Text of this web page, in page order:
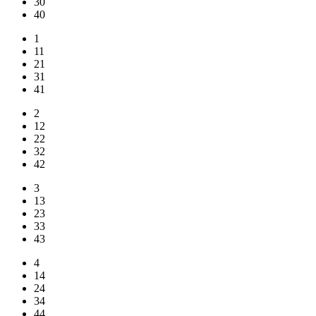
40
1
11
21
31
41
2
12
22
32
42
3
13
23
33
43
4
14
24
34
44